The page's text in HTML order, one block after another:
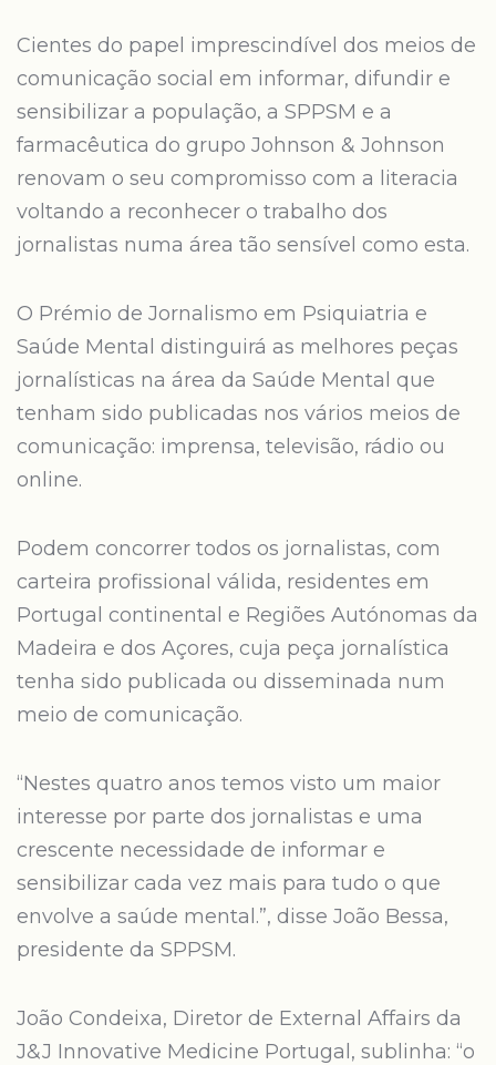
Cientes do papel imprescindível dos meios de
comunicação social em informar, difundir e
sensibilizar a população, a SPPSM e a
farmacêutica do grupo Johnson & Johnson
renovam o seu compromisso com a literacia
voltando a reconhecer o trabalho dos
jornalistas numa área tão sensível como esta.
O Prémio de Jornalismo em Psiquiatria e
Saúde Mental distinguirá as melhores peças
jornalísticas na área da Saúde Mental que
tenham sido publicadas nos vários meios de
comunicação: imprensa, televisão, rádio ou
online.
Podem concorrer todos os jornalistas, com
carteira profissional válida, residentes em
Portugal continental e Regiões Autónomas da
Madeira e dos Açores, cuja peça jornalística
tenha sido publicada ou disseminada num
meio de comunicação.
“Nestes quatro anos temos visto um maior
interesse por parte dos jornalistas e uma
crescente necessidade de informar e
sensibilizar cada vez mais para tudo o que
envolve a saúde mental.”, disse João Bessa,
presidente da SPPSM.
João Condeixa, Diretor de External Affairs da
J&J Innovative Medicine Portugal, sublinha: “o